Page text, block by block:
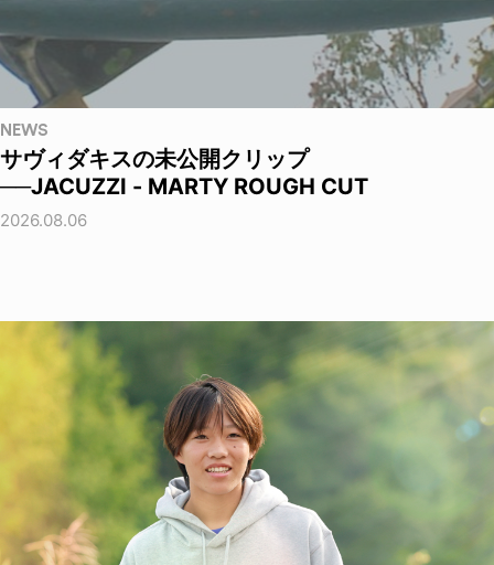
NEWS
サヴィダキスの未公開クリップ
──JACUZZI - MARTY ROUGH CUT
2026.08.06